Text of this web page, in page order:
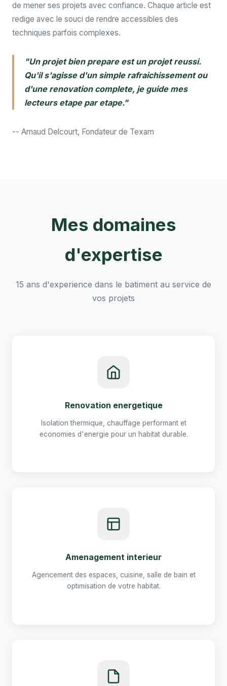
de mener ses projets avec confiance. Chaque article est
redige avec le souci de rendre accessibles des
techniques parfois complexes.
"Un projet bien prepare est un projet reussi.
Qu'il s'agisse d'un simple rafraichissement ou
d'une renovation complete, je guide mes
lecteurs etape par etape."
-- Arnaud Delcourt, Fondateur de Texam
Mes domaines
d'expertise
15 ans d'experience dans le batiment au service de
vos projets
Renovation energetique
Isolation thermique, chauffage performant et
economies d'energie pour un habitat durable.
Amenagement interieur
Agencement des espaces, cuisine, salle de bain et
optimisation de votre habitat.